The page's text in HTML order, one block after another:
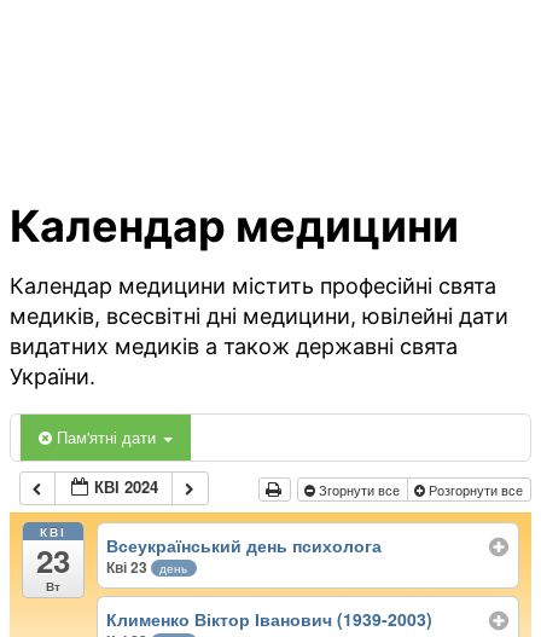
Календар медицини
Календар медицини містить професійні свята
медиків, всесвітні дні медицини, ювілейні дати
видатних медиків а також державні свята
України.
Пам'ятні дати
КВІ 2024 Згорнути все Розгорнути все
КВІ
23
Вт
Всеукраїнський день психолога
Кві 23 день
Клименко Віктор Іванович (1939-2003)